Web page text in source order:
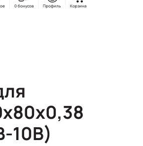
0 бонусов Профиль Корзина
10B)